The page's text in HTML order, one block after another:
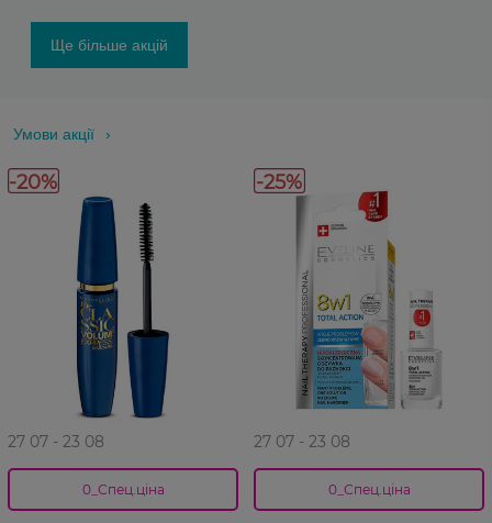
Ще більше акцій
Умови акції
-20%
27 07 - 23 08
0_Спец.ціна
-25%
27 07 - 23 08
0_Спец.ціна